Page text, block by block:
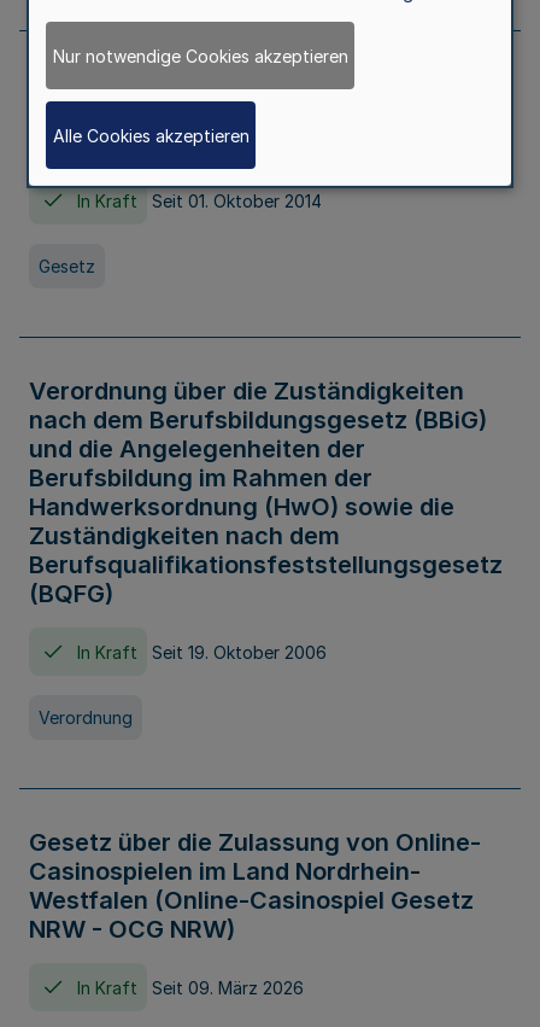
Gesetz über die Hochschulen des Landes
Nordrhein-Westfalen (Hochschulgesetz -
HG)
In Kraft Seit 01. Oktober 2014
Gesetz
Verordnung über die Zuständigkeiten
nach dem Berufsbildungsgesetz (BBiG)
und die Angelegenheiten der
Berufsbildung im Rahmen der
Handwerksordnung (HwO) sowie die
Zuständigkeiten nach dem
Berufsqualifikationsfeststellungsgesetz
(BQFG)
In Kraft Seit 19. Oktober 2006
Verordnung
Gesetz über die Zulassung von Online-
Casinospielen im Land Nordrhein-
Westfalen (Online-Casinospiel Gesetz
NRW - OCG NRW)
In Kraft Seit 09. März 2026
Nur notwendige Cookies akzeptieren
Alle Cookies akzeptieren